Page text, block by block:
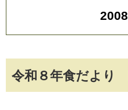
令和８年食だより